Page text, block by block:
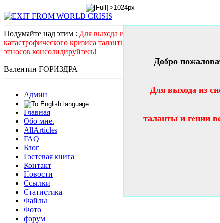
Подумайте над этим : Для выхода из системного
катастрофического кризиса таланты и гении всех стран и
этносов консолидируйтесь!
Валентин ГОРИЗДРА
Админ
Главная
Обо мне.
AllArticles
FAQ
Блог
Гостевая книга
Контакт
Новости
Ссылки
Статистика
Файлы
Фото
форум
Добро
Для выхода из
таланты и гении